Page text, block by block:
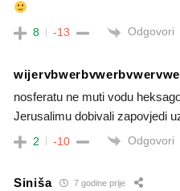
8 -13 Odgovori
nosferatu ne muti vodu
Jerusalimu dobivali zapovjedi
2 -10 Odgovori
Siniša 7 godine prije